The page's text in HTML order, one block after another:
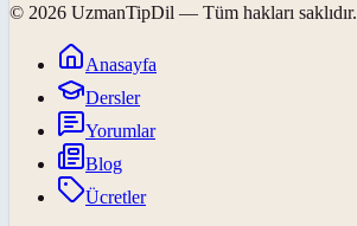
© 2026 UzmanTipDil — Tüm hakları saklıdır.
Anasayfa
Dersler
Yorumlar
Blog
Ücretler